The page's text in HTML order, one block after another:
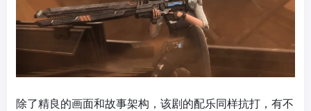
除了精良的画面和故事架构，该剧的配乐同样抗打，有不